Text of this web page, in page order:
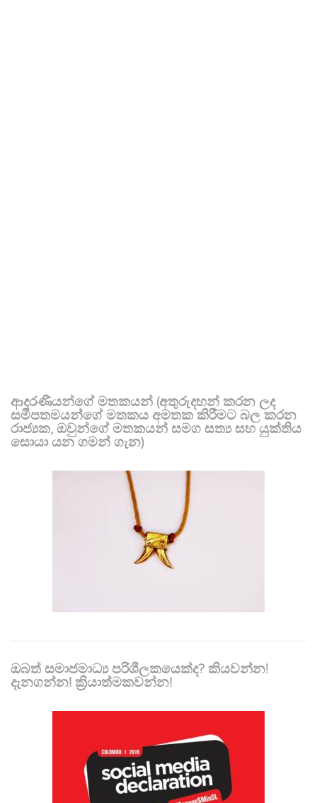
ආදරණීයන්ගේ මතකයන් (අතුරුදහන් කරන ලද
සමීපතමයන්ගේ මතකය අමතක කිරීමට බල කරන
රාජ්‍යක, ඔවුන්ගේ මතකයන් සමග සත්‍ය සහ යුක්තිය
සොයා යන ගමන් ගැන)
ඔබත් සමාජමාධ්‍ය පරිශීලකයෙක්ද? කියවන්න!
දැනගන්න! ක්‍රියාත්මකවන්න!